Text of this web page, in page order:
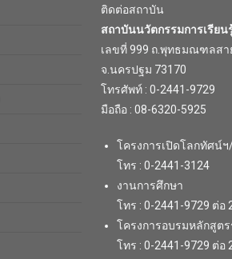
ติดต่อสถาบัน
สถาบันนวัตกรรมการเรียน
เลขที่ 999 ถ.พุทธมณฑลส
จ.นครปฐม 73170
โทรศัพท์ : 0-2441-9729
มือถือ : 08-6320-5925
โครงการเปิดโลกทัศ
โทร : 0-2441-3124
งานการศึกษา
โทร : 0-2441-9729 ต่อ
โครงการอบรมหลักสูต
โทร : 0-2441-9729 ต่อ